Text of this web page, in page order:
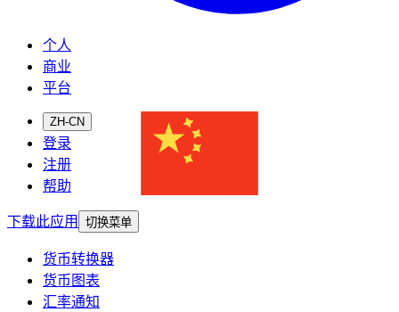
个人
商业
平台
ZH-CN
登录
注册
帮助
下载此应用
切换菜单
货币转换器
货币图表
汇率通知